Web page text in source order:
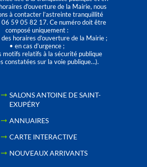
d'ouverture de la Mairie, nous
à contacter l’astreinte tranquillité
06 59 05 82 17. Ce numéro doit être
composé uniquement :
horaires d’ouverture de la Mairie ;
• en cas d’urgence ;
motifs relatifs à la sécurité publique
constatées sur la voie publique…).
SALONS ANTOINE DE SAINT-
EXUPÉRY
ANNUAIRES
CARTE INTERACTIVE
NOUVEAUX ARRIVANTS